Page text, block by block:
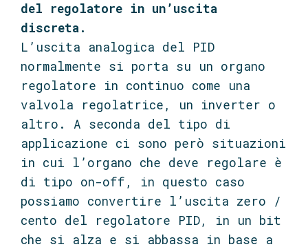
del regolatore in un’uscita
discreta.
L’uscita analogica del PID
normalmente si porta su un organo
regolatore in continuo come una
valvola regolatrice, un inverter o
altro. A seconda del tipo di
applicazione ci sono però situazioni
in cui l’organo che deve regolare è
di tipo on-off, in questo caso
possiamo convertire l’uscita zero /
cento del regolatore PID, in un bit
che si alza e si abbassa in base a